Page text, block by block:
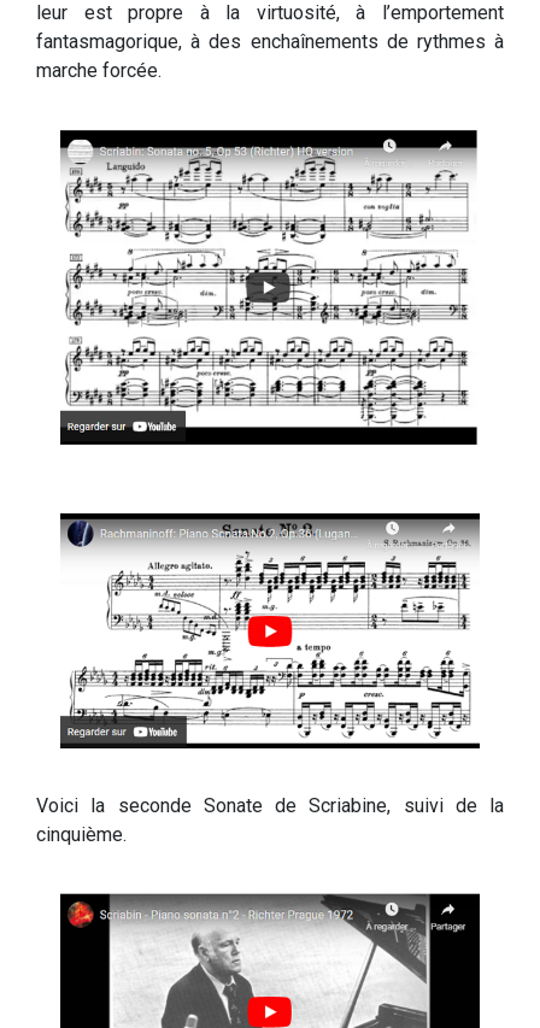
leur est propre à la virtuosité, à l’emportement
fantasmagorique, à des enchaînements de rythmes à
marche forcée.
Voici la seconde Sonate de Scriabine, suivi de la
cinquième.